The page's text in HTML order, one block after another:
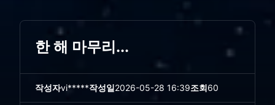
한 해 마무리...
작성자vi*****작성일2026-05-28 16:39조회60